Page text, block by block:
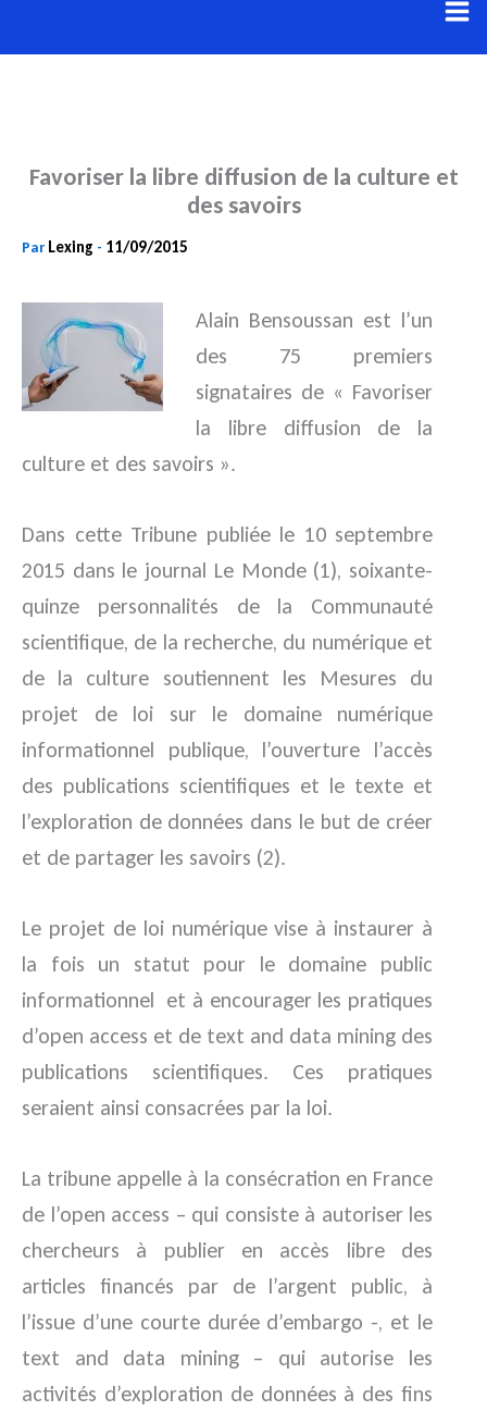
au
Favoriser la libre diffusion de la culture et
des savoirs
Par Lexing - 11/09/2015
Alain Bensoussan est l’un
des 75 premiers
signataires de « Favoriser
la libre diffusion de la
culture et des savoirs ».
Dans cette Tribune publiée le 10 septembre
2015 dans le journal Le Monde (1), soixante-
quinze personnalités de la Communauté
scientifique, de la recherche, du numérique et
de la culture soutiennent les Mesures du
projet de loi sur le domaine numérique
informationnel publique, l’ouverture l’accès
des publications scientifiques et le texte et
l’exploration de données dans le but de créer
et de partager les savoirs (2).
Le projet de loi numérique vise à instaurer à
la fois un statut pour le domaine public
informationnel et à encourager les pratiques
d’open access et de text and data mining des
publications scientifiques. Ces pratiques
seraient ainsi consacrées par la loi.
La tribune appelle à la consécration en France
de l’open access – qui consiste à autoriser les
chercheurs à publier en accès libre des
articles financés par de l’argent public, à
l’issue d’une courte durée d’embargo -, et le
text and data mining – qui autorise les
activités d’exploration de données à des fins